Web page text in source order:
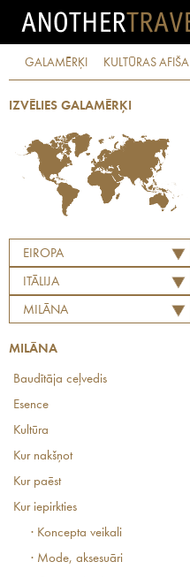
GALAMĒRĶI KULTŪRAS AFIŠA
IZVĒLIES GALAMĒRĶI
EIROPA
ITĀLIJA
MILĀNA
MILĀNA
Baudītāja ceļvedis
Esence
Kultūra
Kur nakšņot
Kur paēst
Kur iepirkties
· Koncepta veikali
· Mode, aksesuāri